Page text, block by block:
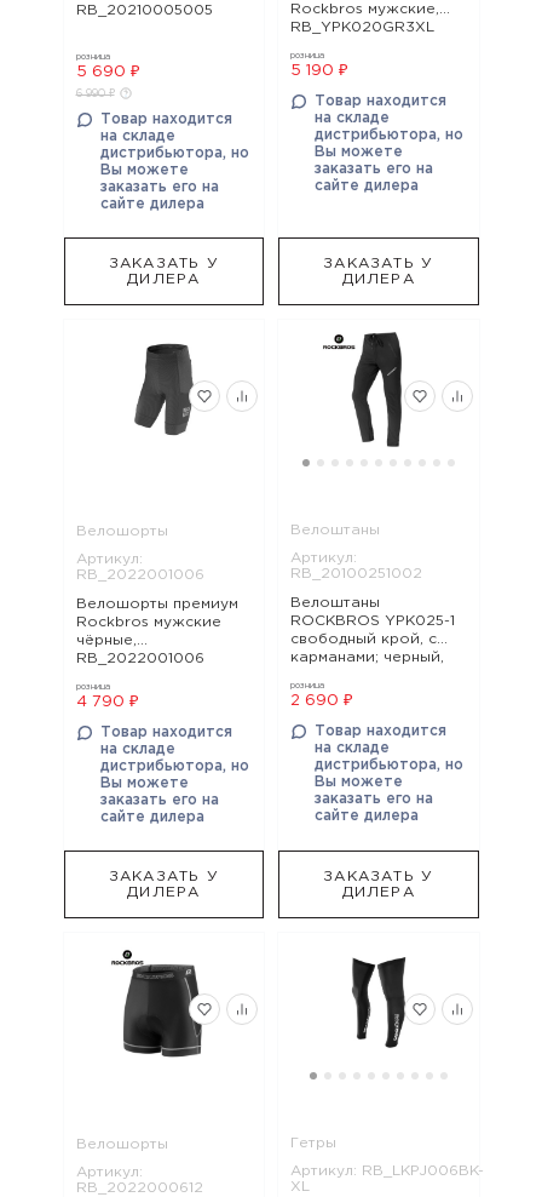
RB_20210005005
розница
5 690 ₽
6 990 ₽
Товар находится
на складе
дистрибьютора, но
Вы можете
заказать его на
сайте дилера
ЗАКАЗАТЬ У
ДИЛЕРА
Rockbros мужские,
RB_YPK020GR3XL
розница
5 190 ₽
Товар находится
на складе
дистрибьютора, но
Вы можете
заказать его на
сайте дилера
ЗАКАЗАТЬ У
ДИЛЕРА
Велошорты
Артикул:
RB_2022001006
Велошорты премиум
Rockbros мужские
чёрные,
RB_2022001006
розница
4 790 ₽
Товар находится
на складе
дистрибьютора, но
Вы можете
заказать его на
сайте дилера
ЗАКАЗАТЬ У
ДИЛЕРА
Велоштаны
Артикул:
RB_20100251002
Велоштаны
ROCKBROS YPK025-1
свободный крой, с
карманами; черный,
розница
2 690 ₽
Товар находится
на складе
дистрибьютора, но
Вы можете
заказать его на
сайте дилера
ЗАКАЗАТЬ У
ДИЛЕРА
Велошорты
Артикул:
RB_2022000612
Гетры
Артикул: RB_LKPJ006BK-
XL